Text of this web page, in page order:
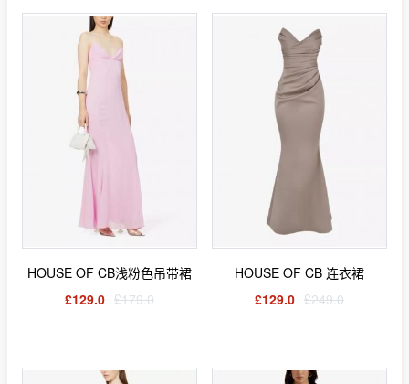
HOUSE OF CB浅粉色吊带裙
£129.0 £179.0
HOUSE OF CB 连衣裙
£129.0 £249.0